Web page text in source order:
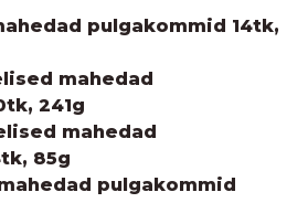
pulgakommid 14tk,
mahedad
241g
mahedad
85g
pulgakommid